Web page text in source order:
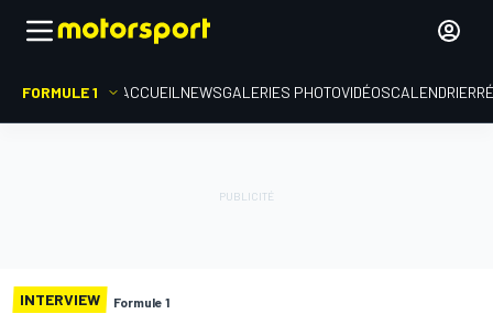
FORMULE 1 ACCUEIL NEWSGALERIES PHOTOVIDÉOSCALENDRIER
INTERVIEW Formule 1